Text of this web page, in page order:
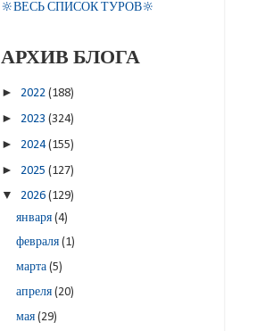
🔆ВЕСЬ СПИСОК ТУРОВ🔆
АРХИВ БЛОГА
► 2022 (188)
► 2023 (324)
► 2024(155)
► 2025 (127)
▼ 2026 (129)
января(4)
февраля(1)
марта(5)
апреля(20)
мая(29)